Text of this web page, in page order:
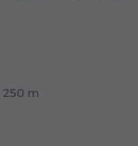
250 m